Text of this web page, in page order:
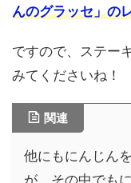
んのグラッセ」の
ですので、ステー
みてくださいね！
関連
他にもにんじん